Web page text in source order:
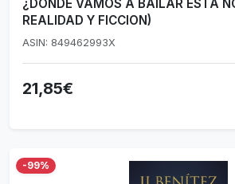
¿DÓNDE VAMOS A BAILAR ESTA
REALIDAD Y FICCION)
ASIN: 849462993X
21,85€
-99%